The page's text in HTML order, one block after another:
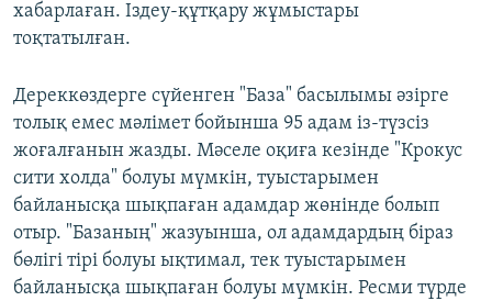
хабарлаған. Іздеу-құтқару жұмыстары
тоқтатылған.
Дереккөздерге сүйенген "База" басылымы әзірге
толық емес мәлімет бойынша 95 адам із-түзсіз
жоғалғанын жазды. Мәселе оқиға кезінде "Крокус
сити холда" болуы мүмкін, туыстарымен
байланысқа шықпаған адамдар жөнінде болып
отыр. "Базаның" жазуынша, ол адамдардың біраз
бөлігі тірі болуы ықтимал, тек туыстарымен
байланысқа шықпаған болуы мүмкін. Ресми түрде